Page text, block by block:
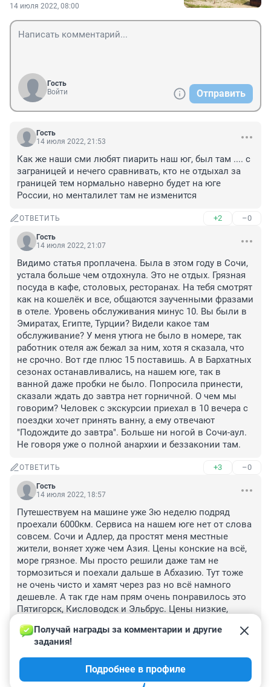
14 июля 2022, 08:00
Гость
Войти
Отправить
Гость
14 июля 2022, 21:53
Как же наши сми любят пиарить наш юг, был там .... с
заграницей и нечего сравнивать, кто не отдыхал за
границей тем нормально наверно будет на юге
России, но менталилет там не изменится
ОТВЕТИТЬ +2 –0
Гость
14 июля 2022, 21:07
Видимо статья проплачена. Была в этом году в Сочи,
устала больше чем отдохнула. Это не отдых. Грязная
посуда в кафе, столовых, ресторанах. На тебя смотрят
как на кошелёк и все, общаются заученными фразами
в отеле. Уровень обслуживания минус 10. Вы были в
Эмиратах, Египте, Турции? Видели какое там
обслуживание? У меня утюга не было в номере, так
работник отеля аж бежал за ним, хотя я сказала, что
не срочно. Вот где плюс 15 поставишь. А в Бархатных
сезонах останавливались, на нашем юге, так в
ванной даже пробки не было. Попросила принести,
сказали ждать до завтра нет горничной. О чем мы
говорим? Человек с экскурсии приехал в 10 вечера с
поездки хочет принять ванну, а ему отвечают
"Подождите до завтра". Больше ни ногой в Сочи-аул.
Не говоря уже о полной анархии и беззаконии там.
ОТВЕТИТЬ +3 –0
Гость
14 июля 2022, 18:57
Путешествуем на машине уже 3ю неделю подряд
проехали 6000км. Сервиса на нашем юге нет от слова
совсем. Сочи и Адлер, да простят меня местные
жители, воняет хуже чем Азия. Цены конские на всё,
море грязное. Мы просто решили даже там не
тормозиться и поехали дальше в Абхазию. Тут тоже
не очень чисто и хамят через раз но всё намного
дешевле. А так где нам прям очень понравилось это
Пятигорск, Кисловодск и Эльбрус. Цены низкие,
Очень хорошо провели время и зарядились
положительными эмоциями. Особенно порадовал
Пятигорск туда нужно отправлять людей учится как
организовывать курортный город.
Получай награды за комментарии и другие
задания!
Подробнее в профиле